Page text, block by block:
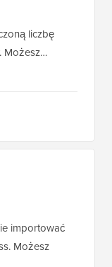
liczbę
Możesz…
importować
Możesz